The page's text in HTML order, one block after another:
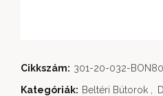
Cikkszám: 301-20-032-
Kategóriák: Beltéri Bútorok